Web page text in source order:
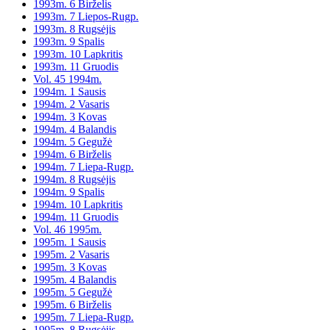
1993m. 6 Birželis
1993m. 7 Liepos-Rugp.
1993m. 8 Rugsėjis
1993m. 9 Spalis
1993m. 10 Lapkritis
1993m. 11 Gruodis
Vol. 45 1994m.
1994m. 1 Sausis
1994m. 2 Vasaris
1994m. 3 Kovas
1994m. 4 Balandis
1994m. 5 Gegužė
1994m. 6 Birželis
1994m. 7 Liepa-Rugp.
1994m. 8 Rugsėjis
1994m. 9 Spalis
1994m. 10 Lapkritis
1994m. 11 Gruodis
Vol. 46 1995m.
1995m. 1 Sausis
1995m. 2 Vasaris
1995m. 3 Kovas
1995m. 4 Balandis
1995m. 5 Gegužė
1995m. 6 Birželis
1995m. 7 Liepa-Rugp.